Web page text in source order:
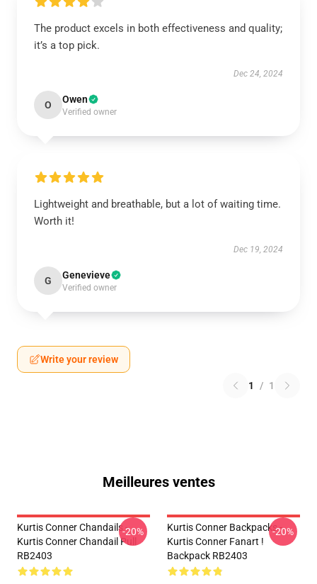
The product excels in both effectiveness and quality;
it’s a top pick.
Dec 24, 2024
O Owen
Verified owner
Lightweight and breathable, but a lot of waiting time.
Worth it!
Dec 19, 2024
G Genevieve
Verified owner
Write your review
1 / 1
Meilleures ventes
Kurtis Conner Chandails -
Kurtis Conner Chandail Pull
RB2403
-20%
Kurtis Conner Backpacks -
Kurtis Conner Fanart !
Backpack RB2403
-20%